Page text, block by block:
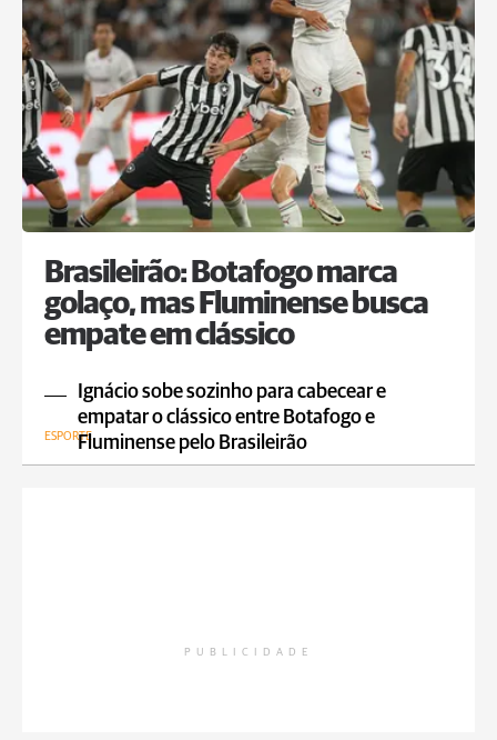
Brasileirão: Botafogo marca
golaço, mas Fluminense busca
empate em clássico
Ignácio sobe sozinho para cabecear e
empatar o clássico entre Botafogo e
Fluminense pelo Brasileirão
ESPORTE
PUBLICIDADE